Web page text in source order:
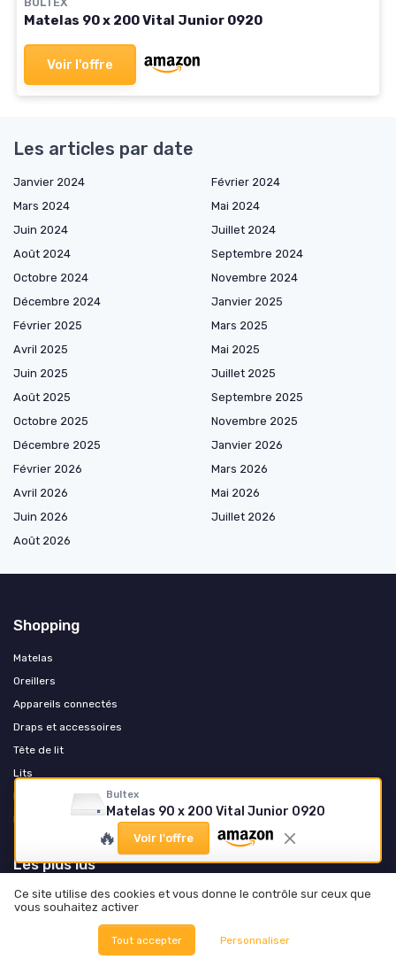
Matelas 90 x 200 Vital Junior 0920
Voir l'offre
Bultex
Matelas 90 x 200 Vital Junior 0920
🔥 Voir l'offre
Les articles par date
Janvier 2024
Février 2024
Mars 2024
Mai 2024
Juin 2024
Juillet 2024
Août 2024
Septembre 2024
Octobre 2024
Novembre 2024
Décembre 2024
Janvier 2025
Février 2025
Mars 2025
Avril 2025
Mai 2025
Juin 2025
Juillet 2025
Août 2025
Septembre 2025
Octobre 2025
Novembre 2025
Décembre 2025
Janvier 2026
Février 2026
Mars 2026
Avril 2026
Mai 2026
Juin 2026
Juillet 2026
Août 2026
Shopping
Matelas
Oreillers
Appareils connectés
Draps et accessoires
Tête de lit
Lits
Mobilier de chambre
Literie enfant et bébé
Les plus lus
Avis sur les matelas Dreamea : que valent-ils vraiment ?
Comment identifier les traces de punaises de lit sur votre matelas
Ce site utilise des cookies et vous donne le contrôle sur ceux que
vous souhaitez activer
Tout accepter Personnaliser